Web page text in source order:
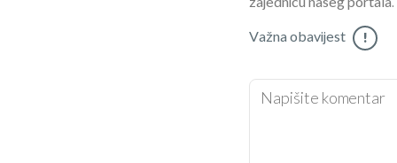
zajednicu našeg portala.
Važna obavijest !